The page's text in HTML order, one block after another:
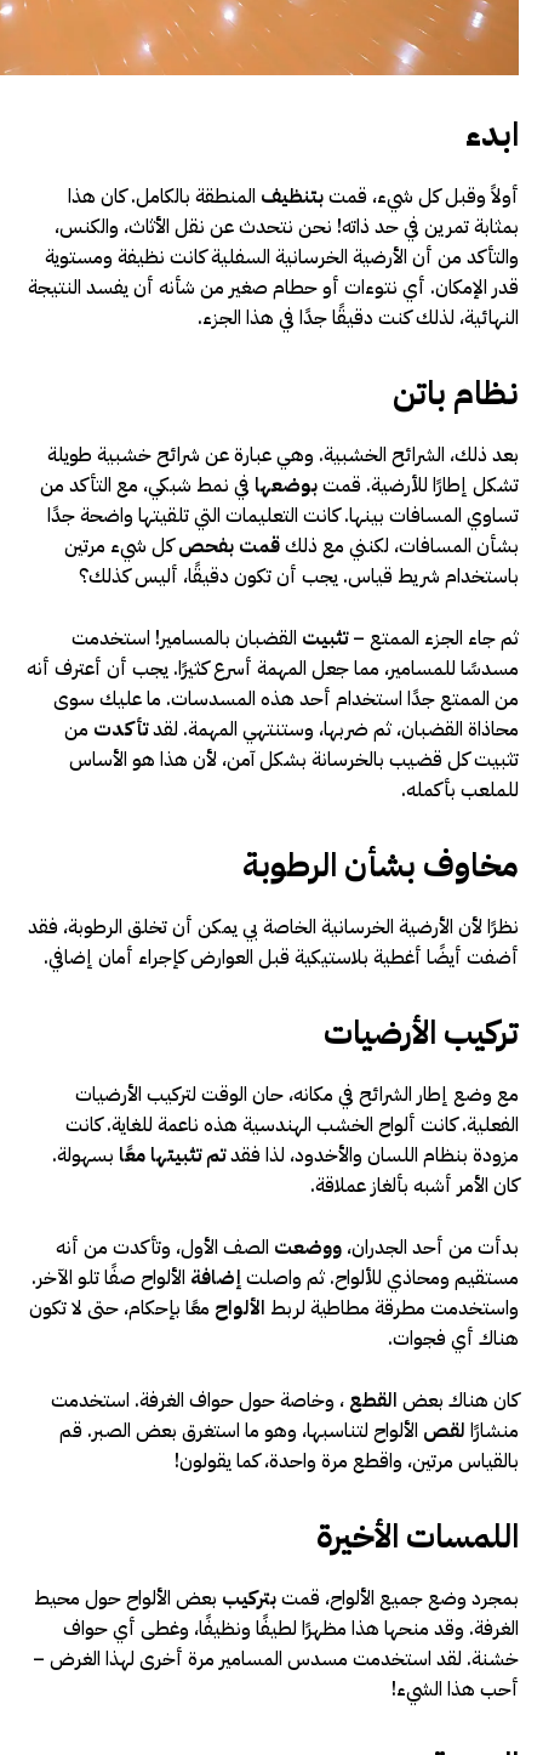
ابدء
أولاً وقبل كل شيء، قمتبتنظيف المنطقة بالكامل. كان هذا
بمثابة تمرين في حد ذاته! نحن نتحدث عن نقل الأثاث، والكنس،
والتأكد من أن الأرضية الخرسانية السفلية كانت نظيفة ومستوية
قدر الإمكان. أي نتوءات أو حطام صغير من شأنه أن يفسد النتيجة
النهائية، لذلك كنت دقيقًا جدًا في هذا الجزء.
نظام باتن
بعد ذلك، الشرائح الخشبية. وهي عبارة عن شرائح خشبية طويلة
تشكل إطارًا للأرضية. قمتبوضعها في نمط شبكي، مع التأكد من
تساوي المسافات بينها. كانت التعليمات التي تلقيتها واضحة جدًا
بشأن المسافات، لكنني مع ذلكقمت بفحصكل شيء مرتين
باستخدام شريط قياس. يجب أن تكون دقيقًا، أليس كذلك؟
ثم جاء الجزء الممتع –تثبيت القضبان بالمسامير! استخدمت
مسدسًا للمسامير، مما جعل المهمة أسرع كثيرًا. يجب أن أعترف أنه
من الممتع جدًا استخدام أحد هذه المسدسات. ما عليك سوى
محاذاة القضبان، ثم ضربها، وستنتهي المهمة. لقدتأكدت من
تثبيت كل قضيب بالخرسانة بشكل آمن، لأن هذا هو الأساس
للملعب بأكمله.
مخاوف بشأن الرطوبة
نظرًا لأن الأرضية الخرسانية الخاصة بي يمكن أن تخلق الرطوبة، فقد
أضفت أيضًا أغطية بلاستيكية قبل العوارض كإجراء أمان إضافي.
تركيب الأرضيات
مع وضع إطار الشرائح في مكانه، حان الوقت لتركيب الأرضيات
الفعلية. كانت ألواح الخشب الهندسية هذه ناعمة للغاية. كانت
مزودة بنظام اللسان والأخدود، لذا فقدتم تثبيتها معًا بسهولة.
كان الأمر أشبه بألغاز عملاقة.
بدأت من أحد الجدران، ووضعت الصف الأول، وتأكدت من أنه
مستقيم ومحاذي للألواح. ثم واصلت إضافة الألواح صفًا تلو الآخر.
واستخدمت مطرقة مطاطية لربط الألواح معًا بإحكام، حتى لا تكون
هناك أي فجوات.
كان هناك بعض القطع ، وخاصة حول حواف الغرفة. استخدمت
منشارًا لقص الألواح لتناسبها، وهو ما استغرق بعض الصبر. قم
بالقياس مرتين، واقطع مرة واحدة، كما يقولون!
اللمسات الأخيرة
بمجرد وضع جميع الألواح، قمتبتركيب بعض الألواح حول محيط
الغرفة. وقد منحها هذا مظهرًا لطيفًا ونظيفًا، وغطى أي حواف
خشنة. لقد استخدمت مسدس المسامير مرة أخرى لهذا الغرض –
أحب هذا الشيء!